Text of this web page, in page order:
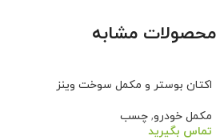
محصولات مشابه
اکتان بوستر و مکمل سوخت وینز
مکمل خودرو, چسب
تماس بگیرید